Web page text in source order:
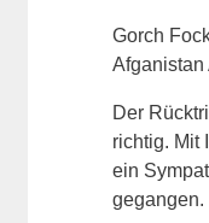
Gorch
Afganistan
Der
richtig. Mit
ein
gegangen.